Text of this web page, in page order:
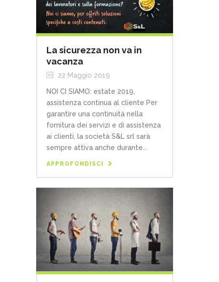
La sicurezza non va in
vacanza
22 Maggio 2019
NOI CI SIAMO: estate 2019,
assistenza continua al cliente Per
garantire una continuità nella
fornitura dei servizi e di assistenza
ai clienti, la società S&L srl sarà
sempre attiva anche durante...
APPROFONDISCI